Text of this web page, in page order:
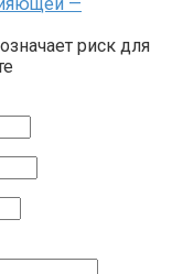
риск для